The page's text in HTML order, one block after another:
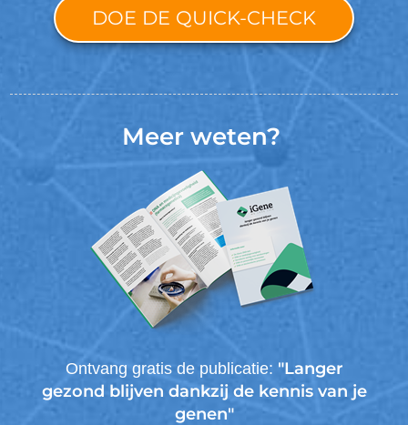
DOE DE QUICK-CHECK
Meer weten?
Ontvang gratis de publicatie: "Langer
gezond blijven dankzij de kennis van je
genen"